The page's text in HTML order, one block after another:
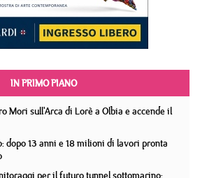
IN PRIMO PIANO
Mori sull'Arca di Lorè a Olbia e accende il
dopo 13 anni e 18 milioni di lavori pronta
per il futuro tunnel sottomarino: